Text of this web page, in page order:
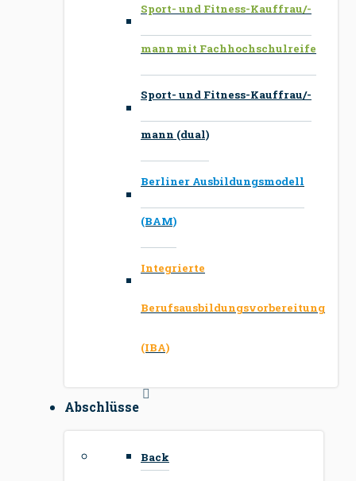
Sport- und Fitness-Kauffrau/-
mann mit Fachhochschulreife
Sport- und Fitness-Kauffrau/-
mann (dual)
Berliner Ausbildungsmodell
(BAM)
Integrierte
Berufsausbildungsvorbereitung
(IBA)
Abschlüsse
Back